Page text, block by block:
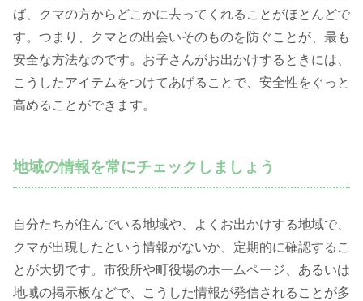
ば、クマの方からどこかに去ってくれることがほとんどで
す。つまり、クマとの出会いそのものを防ぐことが、最も
安全な方法なのです。お子さんがお出かけするときには、
こうしたアイテムをつけてあげることで、安全性をぐっと
高めることができます。
地域の情報を常にチェックしましょう
自分たちが住んでいる地域や、よくお出かけする地域で、
クマが出現したという情報がないか、定期的に確認するこ
とが大切です。市役所や町役場のホームページ、あるいは
地域の掲示板などで、こうした情報が発信されることが多